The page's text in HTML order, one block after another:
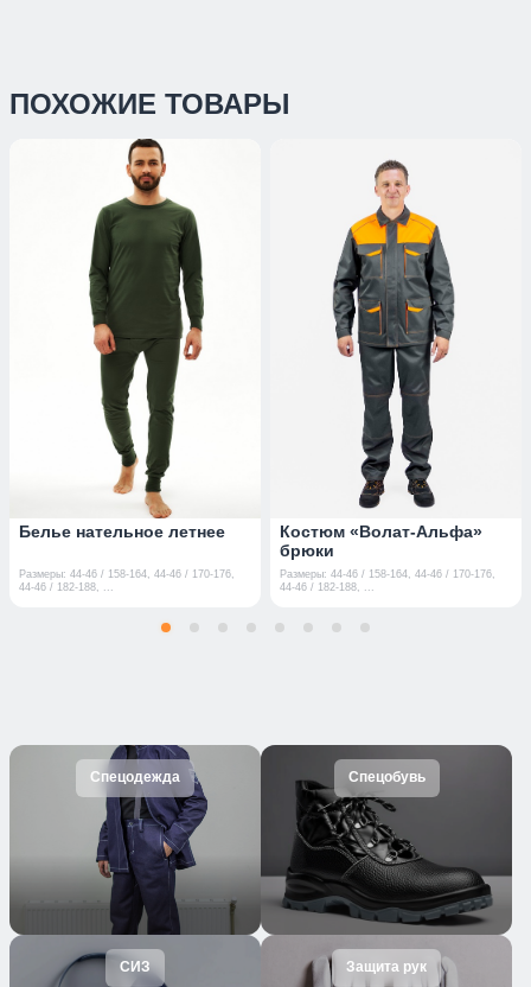
ПОХОЖИЕ ТОВАРЫ
Белье нательное летнее
Размеры: 44-46 / 158-164, 44-46 / 170-176,
44-46 / 182-188, ...
Костюм «Волат-Альфа»
брюки
Размеры: 44-46 / 158-164, 44-46 / 170-176,
44-46 / 182-188, ...
Спецодежда Спецобувь
СИЗ Защита рук